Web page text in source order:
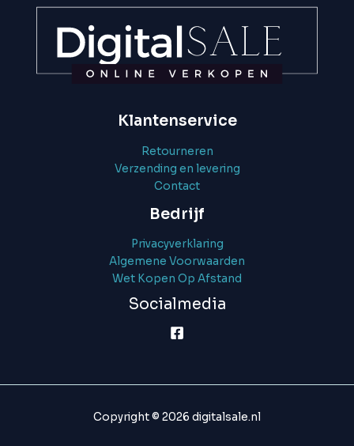
Klantenservice
Retourneren
Verzending en levering
Contact
Bedrijf
Privacyverklaring
Algemene Voorwaarden
Wet Kopen Op Afstand
Socialmedia
Copyright © 2026 digitalsale.nl